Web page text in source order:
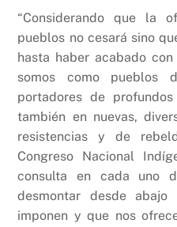
“Considerando que la
pueblos no cesará sino
hasta haber acabado
somos como pueblos
portadores de
también en nuevas,
resistencias y de
Congreso Nacional
consulta en cada uno
desmontar desde
imponen y que nos